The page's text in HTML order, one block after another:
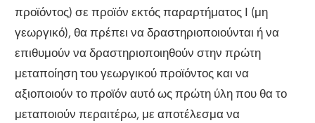
προϊόντος) σε προϊόν εκτός παραρτήματος Ι (μη
γεωργικό), θα πρέπει να δραστηριοποιούνται ή να
επιθυμούν να δραστηριοποιηθούν στην πρώτη
μεταποίηση του γεωργικού προϊόντος και να
αξιοποιούν το προϊόν αυτό ως πρώτη ύλη που θα το
μεταποιούν περαιτέρω, με αποτέλεσμα να